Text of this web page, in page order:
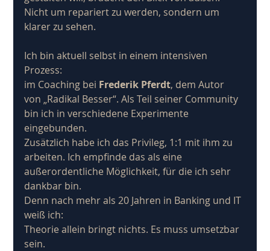
Nicht um repariert zu werden, sondern um
klarer zu sehen.
Ich bin aktuell selbst in einem intensiven
Prozess:
im Coaching bei Frederik Pferdt, dem Autor
von „Radikal Besser“. Als Teil seiner Community
bin ich in verschiedene Experimente
eingebunden.
Zusätzlich habe ich das Privileg, 1:1 mit ihm zu
arbeiten. Ich empfinde das als eine
außerordentliche Möglichkeit, für die ich sehr
dankbar bin.
Denn nach mehr als 20 Jahren in Banking und IT
weiß ich:
Theorie allein bringt nichts. Es muss umsetzbar
sein.